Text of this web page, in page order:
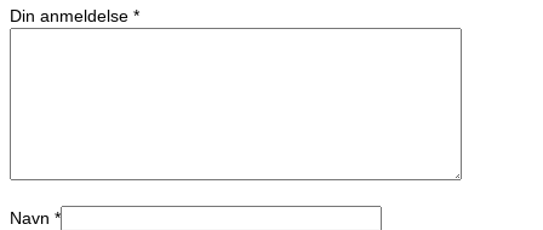
Din anmeldelse *
Navn *